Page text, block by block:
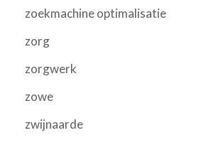
zoekmachine optimalisatie
zorg
zorgwerk
zowe
zwijnaarde